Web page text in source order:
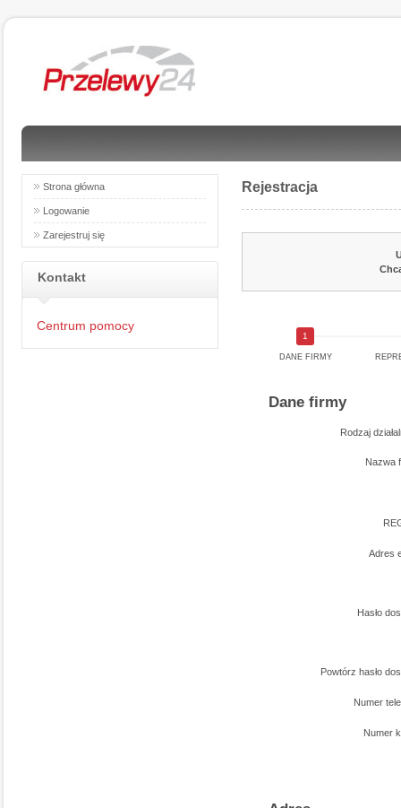
Strona główna
Logowanie
Zarejestruj się
Kontakt
Centrum pomocy
Rejestracja
DANE FIRMY
Dane firmy
Rodzaj
Nazwa
Adres
Hasło
Powtórz hasło
Numer
Numer